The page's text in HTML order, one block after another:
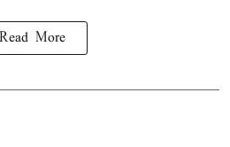
Read More